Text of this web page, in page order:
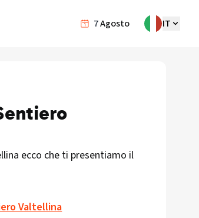
7Agosto IT
ecco che ti presentiamo il
Valtellina